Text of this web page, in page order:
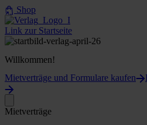
Shop
Link zur Startseite
Willkommen!
Mietverträge und Formulare kaufen
Mietverträge